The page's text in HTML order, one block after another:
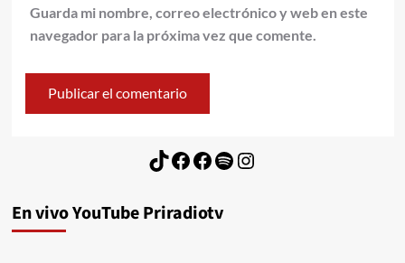
Guarda mi nombre, correo electrónico y web en este
navegador para la próxima vez que comente.
TikTok
Facebook
Facebook
Spotify
Instagram
En vivo YouTube Priradiotv